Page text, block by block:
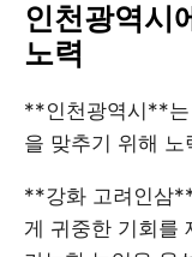
인천광역시
노력
**인천광역시**는
을 맞추기 위해
**강화 고려인삼
게 귀중한 기회를